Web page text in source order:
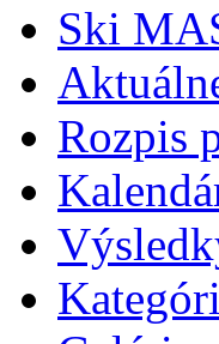
Ski
Rozpis